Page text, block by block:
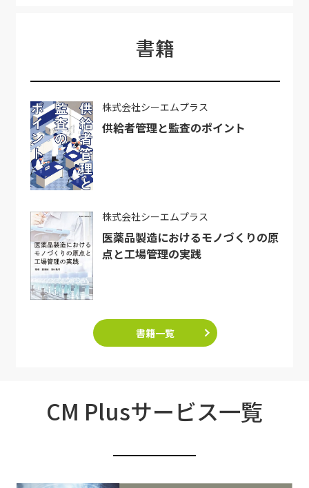
書籍
株式会社シーエムプラス
供給者管理と監査のポイント
株式会社シーエムプラス
医薬品製造におけるモノづくりの原
点と工場管理の実践
書籍一覧
CM Plusサービス一覧